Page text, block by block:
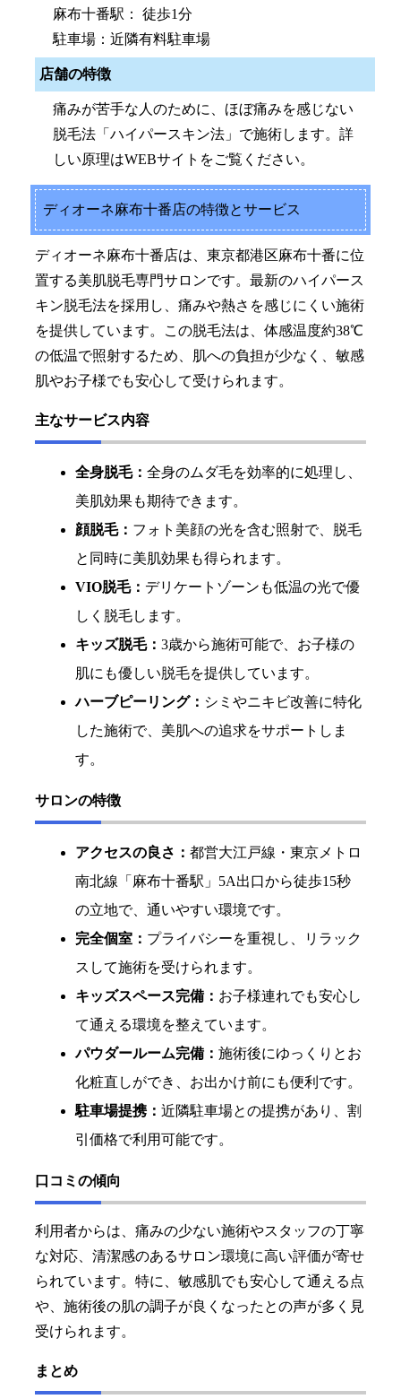
麻布十番駅： 徒歩1分
駐車場：近隣有料駐車場
店舗の特徴
痛みが苦手な人のために、ほぼ痛みを感じない
脱毛法「ハイパースキン法」で施術します。詳
しい原理はWEBサイトをご覧ください。
ディオーネ麻布十番店の特徴とサービス
ディオーネ麻布十番店は、東京都港区麻布十番に位
置する美肌脱毛専門サロンです。最新のハイパース
キン脱毛法を採用し、痛みや熱さを感じにくい施術
を提供しています。この脱毛法は、体感温度約38℃
の低温で照射するため、肌への負担が少なく、敏感
肌やお子様でも安心して受けられます。
主なサービス内容
全身脱毛： 全身のムダ毛を効率的に処理し、
美肌効果も期待できます。
顔脱毛： フォト美顔の光を含む照射で、脱毛
と同時に美肌効果も得られます。
VIO脱毛： デリケートゾーンも低温の光で優
しく脱毛します。
キッズ脱毛： 3歳から施術可能で、お子様の
肌にも優しい脱毛を提供しています。
ハーブピーリング： シミやニキビ改善に特化
した施術で、美肌への追求をサポートしま
す。
サロンの特徴
アクセスの良さ： 都営大江戸線・東京メトロ
南北線「麻布十番駅」5A出口から徒歩15秒
の立地で、通いやすい環境です。
完全個室： プライバシーを重視し、リラック
スして施術を受けられます。
キッズスペース完備： お子様連れでも安心し
て通える環境を整えています。
パウダールーム完備： 施術後にゆっくりとお
化粧直しができ、お出かけ前にも便利です。
駐車場提携： 近隣駐車場との提携があり、割
引価格で利用可能です。
口コミの傾向
利用者からは、痛みの少ない施術やスタッフの丁寧
な対応、清潔感のあるサロン環境に高い評価が寄せ
られています。特に、敏感肌でも安心して通える点
や、施術後の肌の調子が良くなったとの声が多く見
受けられます。
まとめ